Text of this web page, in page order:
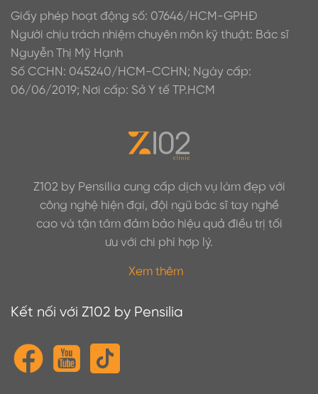
Giấy phép hoạt động số: 07646/HCM-GPHĐ
Người chịu trách nhiệm chuyên môn kỹ thuật: Bác sĩ
Nguyễn Thị Mỹ Hạnh
Số CCHN: 045240/HCM-CCHN; Ngày cấp:
06/06/2019; Nơi cấp: Sở Y tế TP.HCM
Z102 by Pensilia cung cấp dịch vụ làm đẹp với
công nghệ hiện đại, đội ngũ bác sĩ tay nghề
cao và tận tâm đảm bảo hiệu quả điều trị tối
ưu với chi phí hợp lý.
Xem thêm
Kết nối với Z102 by Pensilia